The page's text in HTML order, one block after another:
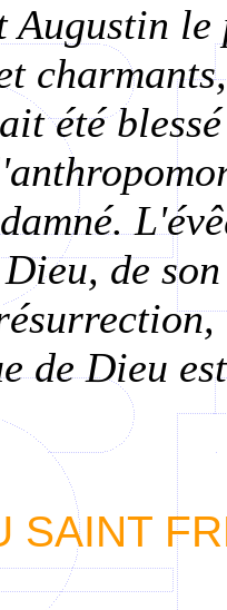
Augustin
été
de
de Dieu
SAINT